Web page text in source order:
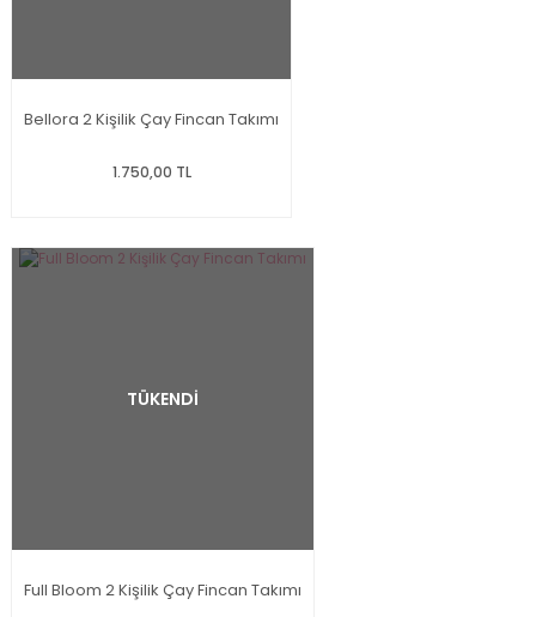
Bellora 2 Kişilik Çay Fincan Takımı
1.750,00 TL
TÜKENDİ
Full Bloom 2 Kişilik Çay Fincan Takımı